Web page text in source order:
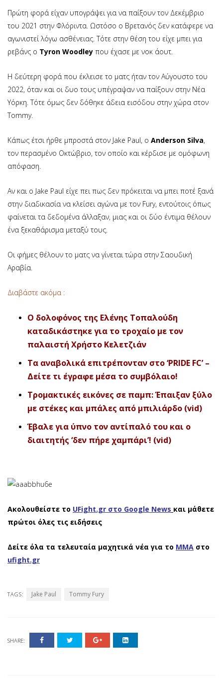
Πρώτη φορά είχαν υπογράψει για να παίξουν τον Δεκέμβριο
του 2021 στην Φλόριντα. Ωστόσο ο Βρετανός δεν κατάφερε να
αγωνιστεί λόγω ασθένειας. Τότε στην θέση του είχε μπει για
ρεβάνς ο Tyron Woodley που έχασε με νοκ άουτ.
Η δεύτερη φορά που έκλεισε το ματς ήταν τον Αύγουστο του
2022, όταν και οι δυο τους υπέγραψαν να παίξουν στην Νέα
Υόρκη. Τότε όμως δεν δόθηκε άδεια εισόδου στην χώρα στον
Tommy.
Κάπως έτσι ήρθε μπροστά στον Jake Paul, ο Anderson Silva,
τον περασμένο Οκτώβριο, τον οποίο και κέρδισε με ομόφωνη
απόφαση.
Αν και ο Jake Paul είχε πει πως δεν πρόκειται να μπει ποτέ ξανά
στην διαδικασία να κλείσει αγώνα με τον Fury, εντούτοις όπως
φαίνεται τα δεδομένα άλλαξαν, μιας και οι δύο έντιμα θέλουν
ένα ξεκαθάρισμα μεταξύ τους.
Οι φήμες θέλουν το ματς να γίνεται τώρα στην Σαουδική
Αραβία.
Διαβάστε ακόμα :
Ο δολοφόνος της Ελένης Τοπαλούδη
καταδικάστηκε για το τροχαίο με τον
παλαιστή Χρήστο Κελετζιάν
Τα αναβολικά επιτρέπονταν στο ‘PRIDE FC’ –
Δείτε τι έγραφε μέσα το συμβόλαιο!
Τρομακτικές εικόνες σε παμπ: Έπαιξαν ξύλο
με στέκες και μπάλες από μπιλιάρδο (vid)
Έβαλε για ύπνο τον αντίπαλό του και ο
διαιτητής ‘δεν πήρε χαμπάρι’! (vid)
Ακολουθείστε το UFight.gr στο Google News και μάθετε
πρώτοι όλες τις ειδήσεις
Δείτε όλα τα τελευταία μαχητικά νέα για το ΜΜΑ στο
ufight.gr
TAGS: Jake Paul Tommy Fury
SHARE: